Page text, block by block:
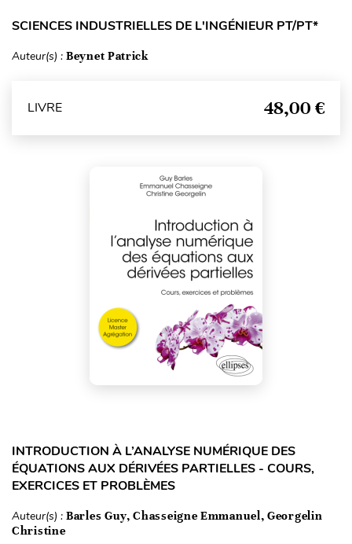
SCIENCES INDUSTRIELLES DE L'INGÉNIEUR PT/PT*
Auteur(s) : Beynet Patrick
LIVRE 48,00 €
INTRODUCTION À L’ANALYSE NUMÉRIQUE DES
ÉQUATIONS AUX DÉRIVÉES PARTIELLES - COURS,
EXERCICES ET PROBLÈMES
Auteur(s) : Barles Guy, Chasseigne Emmanuel, Georgelin
Christine